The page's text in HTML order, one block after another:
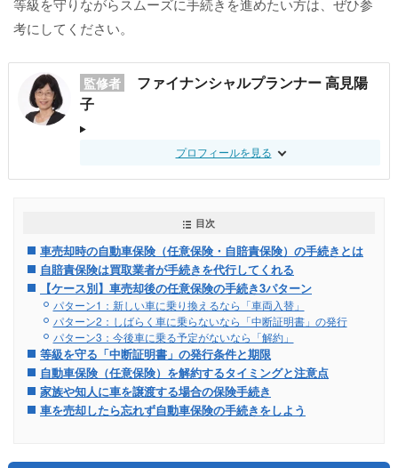
等級を守りながらスムーズに手続きを進めたい方は、ぜひ参
考にしてください。
監修者
ファイナンシャルプランナー 高見陽
子
プロフィールを見る
目次
車売却時の自動車保険（任意保険・自賠責保険）の手続きとは
自賠責保険は買取業者が手続きを代行してくれる
【ケース別】車売却後の任意保険の手続き3パターン
パターン1：新しい車に乗り換えるなら「車両入替」
パターン2：しばらく車に乗らないなら「中断証明書」の発行
パターン3：今後車に乗る予定がないなら「解約」
等級を守る「中断証明書」の発行条件と期限
自動車保険（任意保険）を解約するタイミングと注意点
家族や知人に車を譲渡する場合の保険手続き
車を売却したら忘れず自動車保険の手続きをしよう